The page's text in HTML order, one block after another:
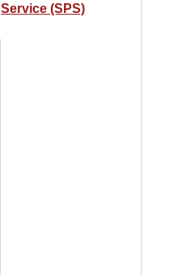
Service (SPS)